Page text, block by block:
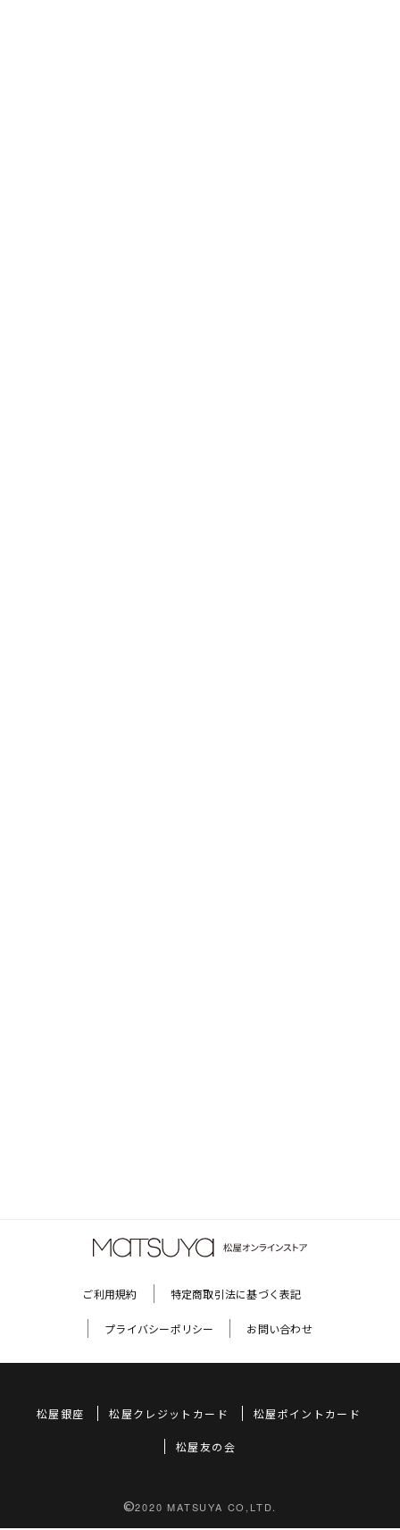
ご利用規約 特定商取引法に基づく表記
プライバシーポリシー お問い合わせ
松屋銀座 松屋クレジットカード 松屋ポイントカード
松屋友の会
©2020 MATSUYA CO,LTD.